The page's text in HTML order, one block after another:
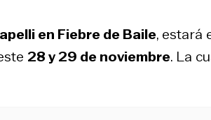
en Fiebre de Baile, estará
28 y 29 de noviembre. La